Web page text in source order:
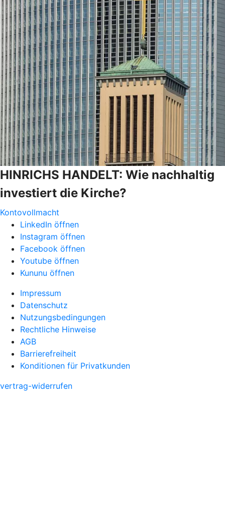
HINRICHS HANDELT: Wie nachhaltig
investiert die Kirche?
Kontovollmacht
LinkedIn öffnen
Instagram öffnen
Facebook öffnen
Youtube öffnen
Kununu öffnen
Impressum
Datenschutz
Nutzungsbedingungen
Rechtliche Hinweise
AGB
Barrierefreiheit
Konditionen für Privatkunden
vertrag-widerrufen